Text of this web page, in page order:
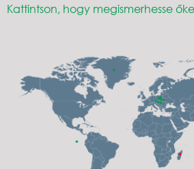
Kattintson, hogy megismerhesse